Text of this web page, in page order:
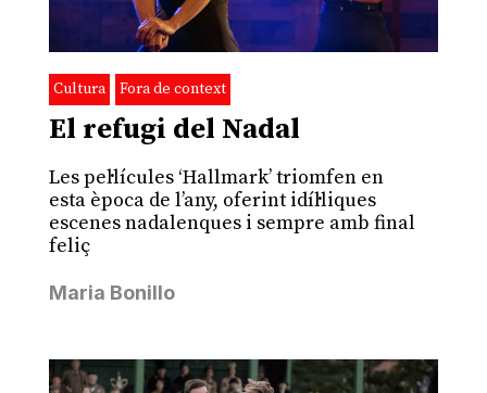
Cultura Fora de context
El refugi del Nadal
Les pel·lícules ‘Hallmark’ triomfen en
esta època de l’any, oferint idíl·liques
escenes nadalenques i sempre amb final
feliç
Maria Bonillo